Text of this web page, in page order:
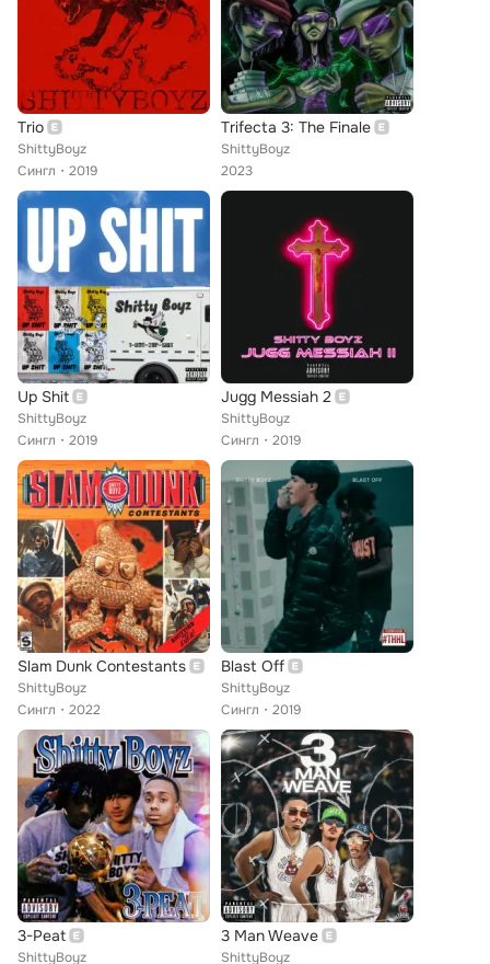
Trio
ShittyBoyz
Сингл
2019
Trifecta 3: The Finale
ShittyBoyz
2023
Up Shit
ShittyBoyz
Сингл
2019
Jugg Messiah 2
ShittyBoyz
Сингл
2019
Slam Dunk Contestants
ShittyBoyz
Сингл
2022
Blast Off
ShittyBoyz
Сингл
2019
3-Peat
ShittyBoyz
3 Man Weave
ShittyBoyz